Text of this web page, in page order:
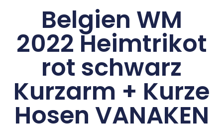
Belgien WM
2022 Heimtrikot
rot schwarz
Kurzarm + Kurze
Hosen VANAKEN